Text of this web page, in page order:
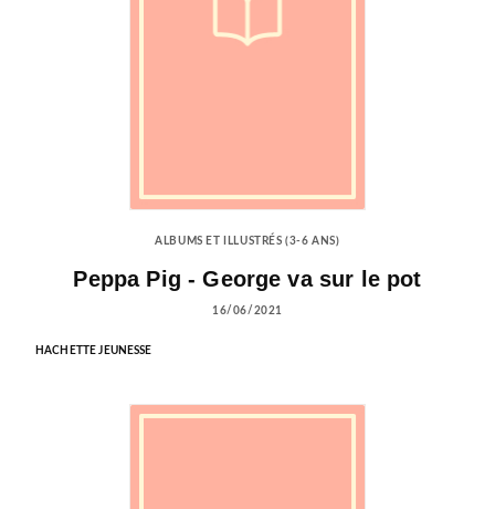
ALBUMS ET ILLUSTRÉS (3-6 ANS)
Peppa Pig - George va sur le pot
16/06/2021
HACHETTE JEUNESSE